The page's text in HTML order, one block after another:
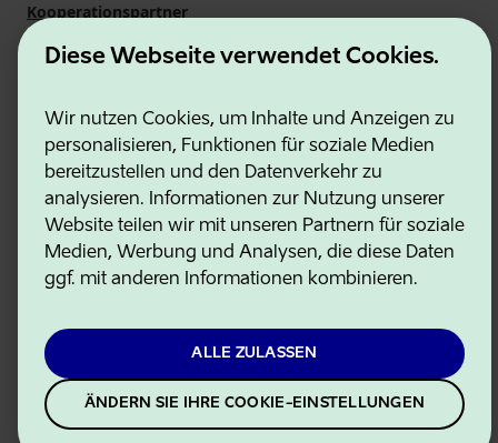
Diese Webseite verwendet Cookies.
Wir nutzen Cookies, um Inhalte und Anzeigen zu
personalisieren, Funktionen für soziale Medien
bereitzustellen und den Datenverkehr zu
analysieren. Informationen zur Nutzung unserer
Website teilen wir mit unseren Partnern für soziale
Medien, Werbung und Analysen, die diese Daten
ggf. mit anderen Informationen kombinieren.
ALLE ZULASSEN
ÄNDERN SIE IHRE COOKIE-EINSTELLUNGEN
Kooperationspartner
Nutzungsbedingungen
Cookie- und Datenschutzrichtlinie